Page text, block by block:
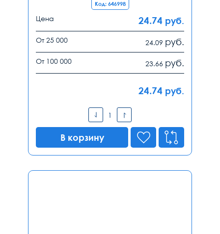
Код: 646998
Цена 24.74 руб.
От 25 000 24.09 руб.
От 100 000 23.66 руб.
24.74 руб.
В корзину